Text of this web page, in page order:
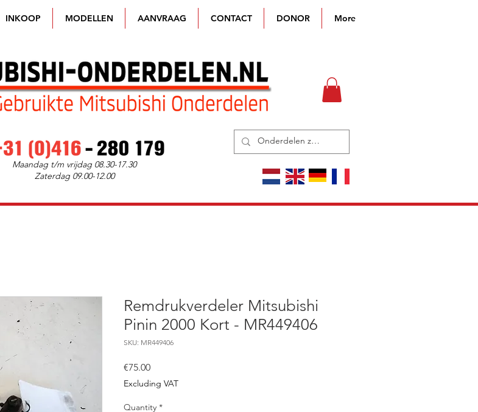
INKOOP MODELLEN AANVRAAG CONTACT DONOR More
Maandag t/m vrijdag 08.30-17.30
Zaterdag 09.00-12.00
Remdrukverdeler Mitsubishi
Pinin 2000 Kort - MR449406
SKU: MR449406
€75.00Price
Excluding VAT
Quantity *